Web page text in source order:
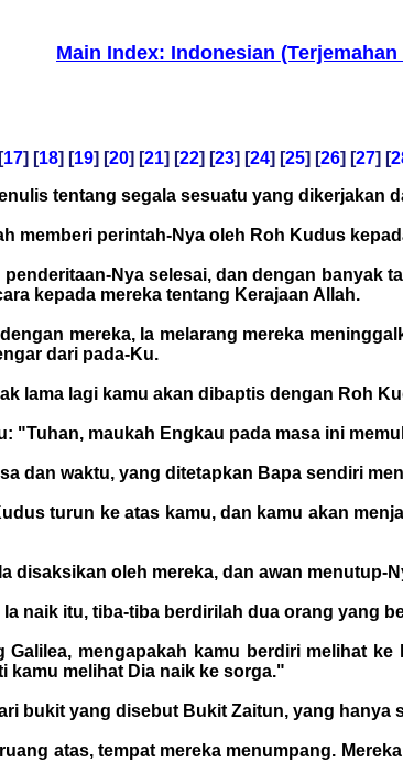
Main Index: Indonesian (Terjemahan
17] [18] [19] [20] [21] [22] [23] [24] [25] [26] [27] [
tentang segala sesuatu yang dikerjakan
memberi perintah-Nya oleh Roh Kudus
Nya selesai, dan dengan banyak
kepada mereka tentang Kerajaan Allah.
mereka, Ia melarang mereka
dari pada-Ku.
lama lagi kamu akan dibaptis dengan Roh
"Tuhan, maukah Engkau pada masa ini
dan waktu, yang ditetapkan Bapa sendiri
turun ke atas kamu, dan kamu akan
disaksikan oleh mereka, dan awan menutup-
naik itu, tiba-tiba berdirilah dua orang yang
mengapakah kamu berdiri melihat
kamu melihat Dia naik ke sorga."
bukit yang disebut Bukit Zaitun, yang hanya
atas, tempat mereka menumpang.